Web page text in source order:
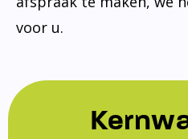
voor u.